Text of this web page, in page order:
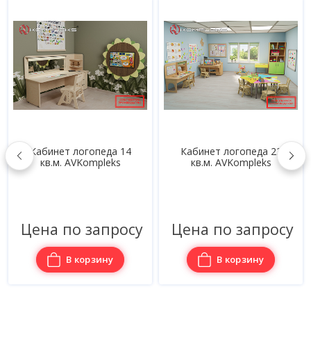
Кабинет логопеда 14
кв.м. AVKompleks
Цена по запросу
В корзину
Кабинет логопеда 22
кв.м. AVKompleks
Цена по запросу
В корзину